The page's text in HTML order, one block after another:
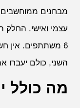
מבחנים
עצמי ואישי. החלק
6 משתתפים. אין
השני, כולם יעברו
מה כולל